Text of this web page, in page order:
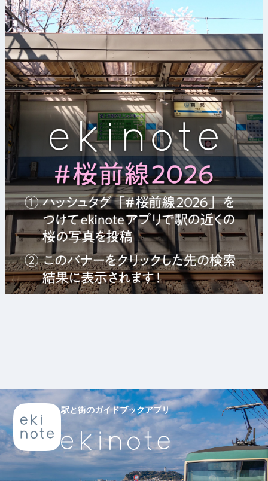
駅と街のガイドブックアプリ